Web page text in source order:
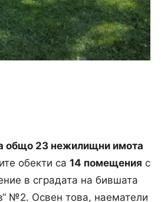
общо 23 нежилищни имота
обекти са 14 помещения с
в сградата на бившата
№2. Освен това, наематели